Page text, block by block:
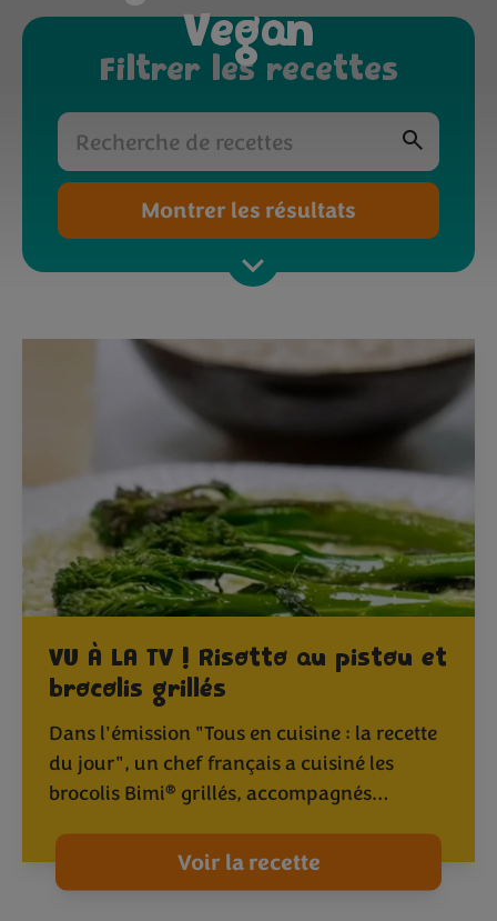
Vegan
Filtrer les recettes
Montrer les résultats
VU À LA TV ! Risotto au pistou et
brocolis grillés
Dans l'émission "Tous en cuisine : la recette
du jour", un chef français a cuisiné les
brocolis Bimi® grillés, accompagnés…
Voir la recette